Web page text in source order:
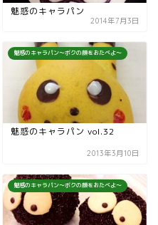
魅惑のキャラパン
2014年7月3日
魅惑のキャラパン～ボクの顔をおたべよ～
魅惑のキャラパン vol.32
2013年3月10日
魅惑のキャラパン～ボクの顔をおたべよ～